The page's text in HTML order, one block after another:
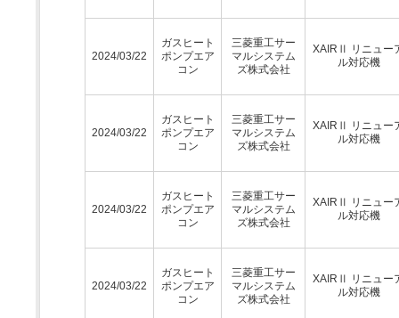
2024/03/22
ガスヒート
ポンプエア
コン
三菱重工サー
マルシステム
ズ株式会社
XAIRⅡ リニュー
ル対応機
2024/03/22
ガスヒート
ポンプエア
コン
三菱重工サー
マルシステム
ズ株式会社
XAIRⅡ リニュー
ル対応機
2024/03/22
ガスヒート
ポンプエア
コン
三菱重工サー
マルシステム
ズ株式会社
XAIRⅡ リニュー
ル対応機
2024/03/22
ガスヒート
ポンプエア
コン
三菱重工サー
マルシステム
ズ株式会社
XAIRⅡ リニュー
ル対応機